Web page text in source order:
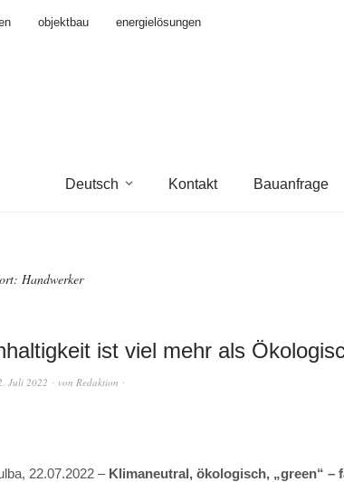
objektbau
energielösungen
Deutsch Kontakt Bauanfrage
Handwerker
ist viel mehr als
Juli 2022 von Redaktion
22.07.2022 – Klimaneutral, ökologisch, „green“ –